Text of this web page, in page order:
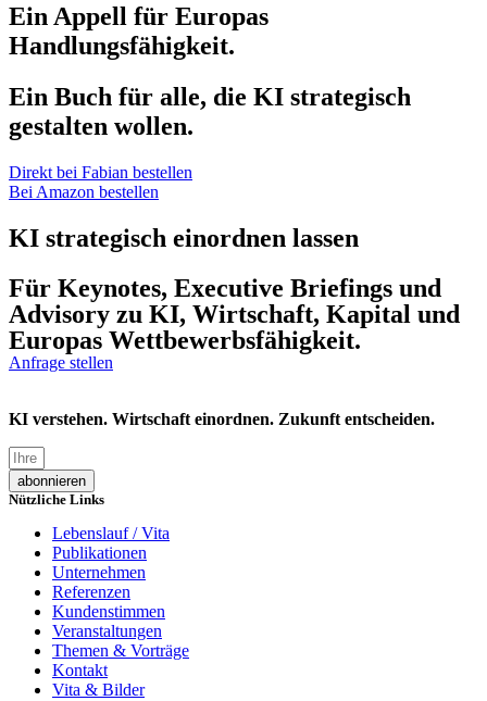
Ein Appell für Europas
Handlungsfähigkeit.
Ein Buch für alle, die KI strategisch
gestalten wollen.
Direkt bei Fabian bestellen
Bei Amazon bestellen
KI strategisch einordnen lassen
Für Keynotes, Executive Briefings und
Advisory zu KI, Wirtschaft, Kapital und
Europas Wettbewerbsfähigkeit.
Anfrage stellen
KI verstehen. Wirtschaft einordnen. Zukunft entscheiden.
abonnieren
Nützliche Links
Lebenslauf / Vita
Publikationen
Unternehmen
Referenzen
Kundenstimmen
Veranstaltungen
Themen & Vorträge
Kontakt
Vita & Bilder